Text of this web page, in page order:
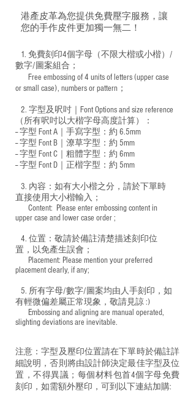
港產皮革為您提供免費壓字服務，讓
您的手作皮件更加獨一無二！
1. 免費刻印4個字母（不限大楷或小楷）/
數字/圖案組合；
Free embossing of 4 units of letters (upper case
or small case), numbers or pattern；
2. 字型及呎吋｜ Font Options and size reference
（所有呎吋以大楷字母高度計算）：
-- 字型 Font A｜手寫字型：約 6.5mm
-- 字型 Font B｜潦草字型： 約 5mm
-- 字型 Font C｜粗體字型：約 6mm
-- 字型 Font D｜正楷字型： 約 5mm
3. 內容：如有大小楷之分，請於下單時
直接使用大小楷輸入；
​ Content: Please enter embossing content in
upper case and lower case order ;
4. 位置：敬請於備註清楚描述刻印位
置，以免產生誤會；
​ Placement: Please mention your preferred
placement clearly, if any;
5. 所有字母/數字/圖案均由人手刻印，如
有輕微偏差屬正常現象，敬請見諒 :)
​ Embossing and aligning are manual operated,
slighting deviations are inevitable.
注意：字型及壓印位置請在下單時於備註詳
細說明，否則將由設計師決定最佳字型及位
置，不得異議；每個材料包首4個字母免費
刻印，如需額外壓印，可到以下連結加購: